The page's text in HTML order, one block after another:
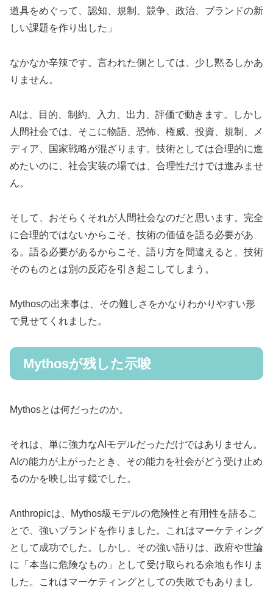
道具をめぐって、認知、規制、競争、政治、ブランドの新
しい課題を作り出した」
なかなか辛辣です。言われた側としては、少し黙るしかあ
りません。
AIは、目的、制約、入力、出力、評価で動きます。しかし
人間社会では、そこに物語、恐怖、権威、投資、規制、メ
ディア、国家戦略が混ざります。技術としては合理的に進
めたいのに、社会実装の場では、合理性だけでは進みませ
ん。
そして、おそらくそれが人間社会なのだと思います。完全
に合理的ではないからこそ、技術の価値を語る必要があ
る。語る必要があるからこそ、語り方を間違えると、技術
そのものとは別の反応を引き起こしてしまう。
Mythosの出来事は、その難しさをかなりわかりやすい形
で見せてくれました。
Mythosが残した示唆
Mythosとは何だったのか。
それは、単に強力なAIモデルだっただけではありません。
AIの能力が上がったとき、その能力を社会がどう受け止め
るのかを映し出す鏡でした。
Anthropicは、Mythos級モデルの危険性と有用性を語るこ
とで、強いブランドを作りました。これはマーケティング
として成功でした。しかし、その強い語りは、政府や世論
に「本当に危険なもの」として受け取られる余地も作りま
した。これはマーケティングとしての失敗でもありまし